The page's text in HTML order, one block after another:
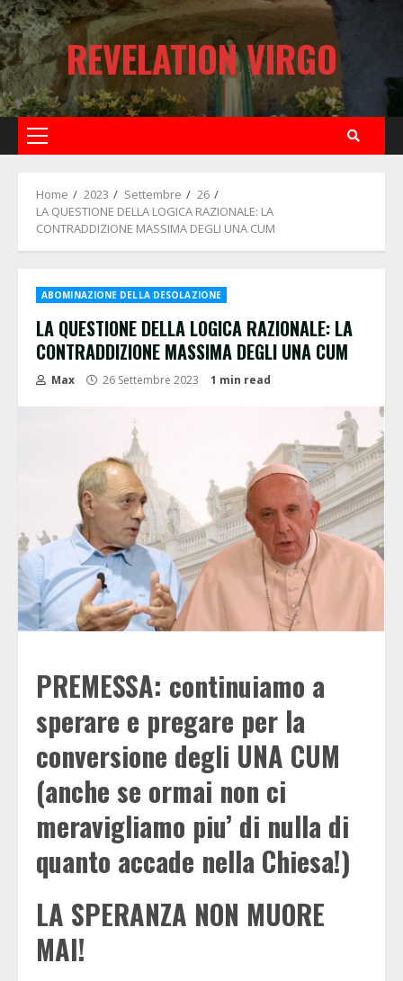
Skip
to
content
REVELATION VIRGO
Primary
Home 2023 Settembre
26
LA QUESTIONE DELLA LOGICA RAZIONALE: LA
CONTRADDIZIONE MASSIMA DEGLI UNA CUM
ABOMINAZIONE DELLA DESOLAZIONE
LA QUESTIONE DELLA LOGICA RAZIONALE: LA
CONTRADDIZIONE MASSIMA DEGLI UNA CUM
Max 26 Settembre 2023 1 min read
PREMESSA: continuiamo a
sperare e pregare per la
conversione degli UNA CUM
(anche se ormai non ci
meravigliamo piu’ di nulla di
quanto accade nella Chiesa!)
LA SPERANZA NON MUORE
MAI!